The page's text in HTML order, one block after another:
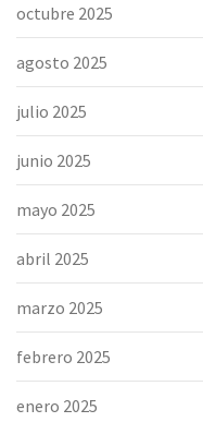
octubre 2025
agosto 2025
julio 2025
junio 2025
mayo 2025
abril 2025
marzo 2025
febrero 2025
enero 2025